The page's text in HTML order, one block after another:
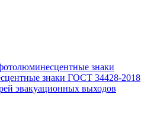
знаки
знаки ГОСТ 34428-2018
эвакуационных выходов